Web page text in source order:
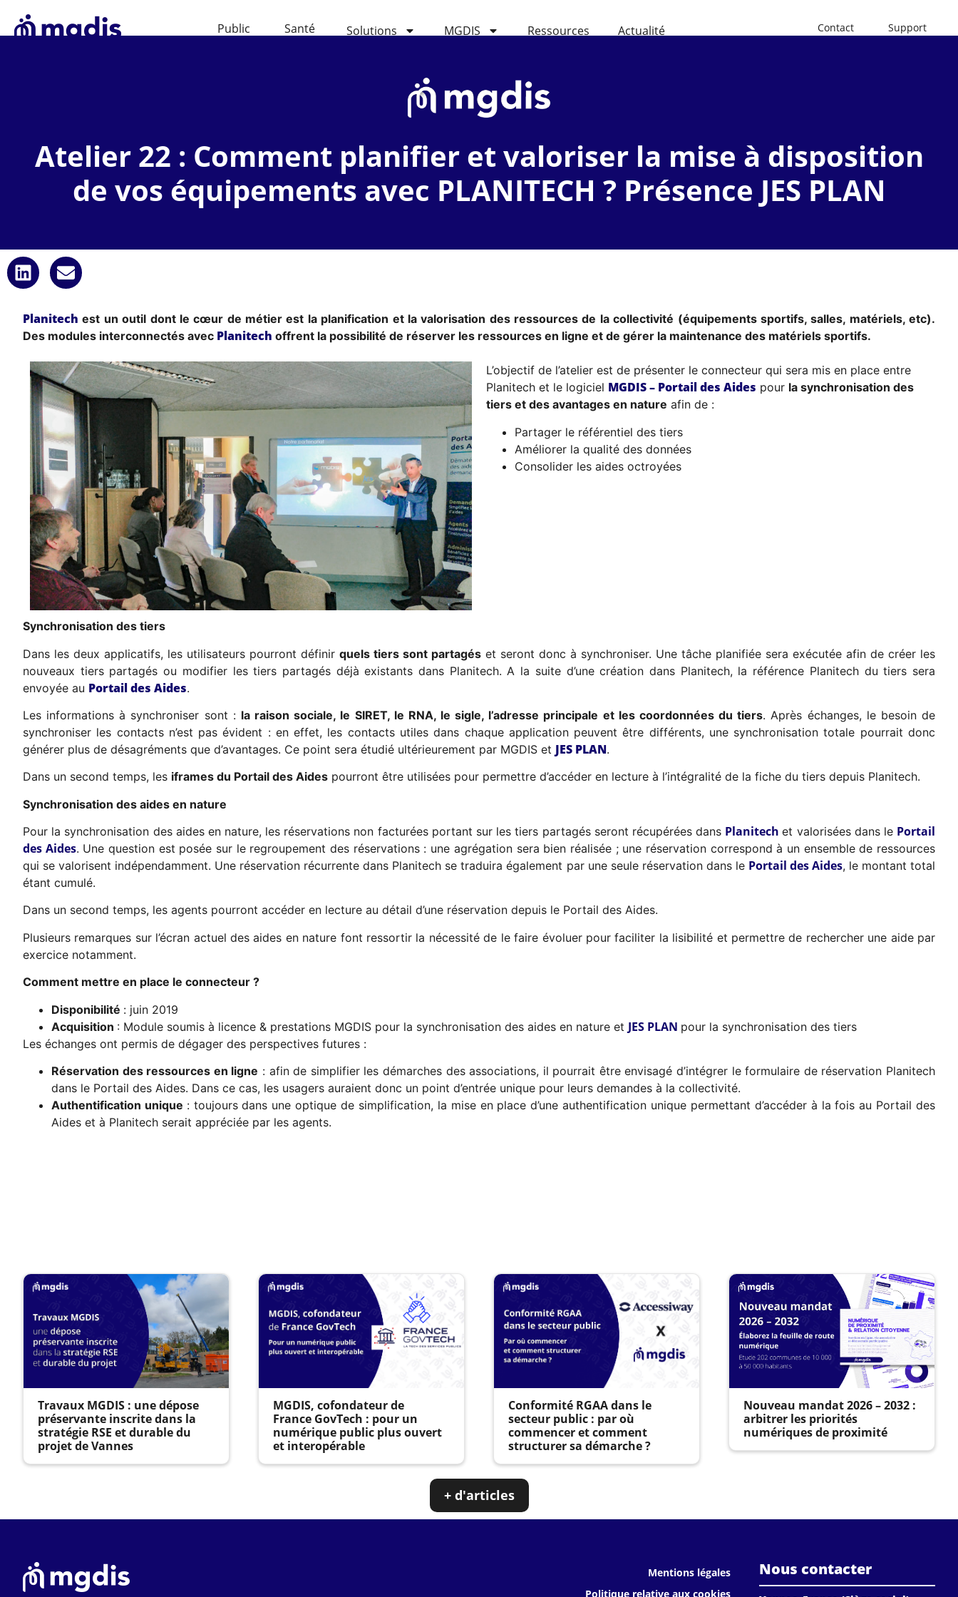
Public Santé Solutions MGDIS Ressources Actualité Contact Support
Atelier 22 : Comment planifier et valoriser la mise à disposition
de vos équipements avec PLANITECH ? Présence JES PLAN
Planitechest un outil dont le cœur de métier est la planification et la valorisation des ressources de la collectivité (équipements sportifs, salles, matériels, etc).
Des modules interconnectés avec Planitech offrent la possibilité de réserver les ressources en ligne et de gérer la maintenance des matériels sportifs.
L’objectif de l’atelier est de présenter le connecteur qui sera mis en place entre
Planitech et le logiciel MGDIS – Portail des Aides pour la synchronisation des
tiers et des avantages en nature afin de :
Partager le référentiel des tiers
Améliorer la qualité des données
Consolider les aides octroyées
Synchronisation des tiers
Dans les deux applicatifs, les utilisateurs pourront définir quels tiers sont partagés et seront donc à synchroniser. Une tâche planifiée sera exécutée afin de créer les
nouveaux tiers partagés ou modifier les tiers partagés déjà existants dans Planitech. A la suite d’une création dans Planitech, la référence Planitech du tiers sera
envoyée au Portail des Aides.
Les informations à synchroniser sont : la raison sociale, le SIRET, le RNA, le sigle, l’adresse principale et les coordonnées du tiers. Après échanges, le besoin de
synchroniser les contacts n’est pas évident : en effet, les contacts utiles dans chaque application peuvent être différents, une synchronisation totale pourrait donc
générer plus de désagréments que d’avantages. Ce point sera étudié ultérieurement par MGDIS et JES PLAN.
Dans un second temps, les iframes du Portail des Aides pourront être utilisées pour permettre d’accéder en lecture à l’intégralité de la fiche du tiers depuis Planitech.
Synchronisation des aides en nature
Pour la synchronisation des aides en nature, les réservations non facturées portant sur les tiers partagés seront récupérées dans Planitechet valorisées dans le Portail
des Aides. Une question est posée sur le regroupement des réservations : une agrégation sera bien réalisée ; une réservation correspond à un ensemble de ressources
qui se valorisent indépendamment. Une réservation récurrente dans Planitech se traduira également par une seule réservation dans le Portail des Aides, le montant total
étant cumulé.
Dans un second temps, les agents pourront accéder en lecture au détail d’une réservation depuis le Portail des Aides.
Plusieurs remarques sur l’écran actuel des aides en nature font ressortir la nécessité de le faire évoluer pour faciliter la lisibilité et permettre de rechercher une aide par
exercice notamment.
Comment mettre en place le connecteur ?
Disponibilité : juin 2019
Acquisition : Module soumis à licence & prestations MGDIS pour la synchronisation des aides en nature et JES PLAN pour la synchronisation des tiers
Les échanges ont permis de dégager des perspectives futures :
Réservation des ressources en ligne : afin de simplifier les démarches des associations, il pourrait être envisagé d’intégrer le formulaire de réservation Planitech
dans le Portail des Aides. Dans ce cas, les usagers auraient donc un point d’entrée unique pour leurs demandes à la collectivité.
Authentification unique : toujours dans une optique de simplification, la mise en place d’une authentification unique permettant d’accéder à la fois au Portail des
Aides et à Planitech serait appréciée par les agents.
Travaux MGDIS : une dépose
préservante inscrite dans la
stratégie RSE et durable du
projet de Vannes
MGDIS, cofondateur de
France GovTech : pour un
numérique public plus ouvert
et interopérable
Conformité RGAA dans le
secteur public : par où
commencer et comment
structurer sa démarche ?
Nouveau mandat 2026 – 2032 :
arbitrer les priorités
numériques de proximité
+ d'articles
Mentions légales
Politique relative aux cookies
Nous contacter